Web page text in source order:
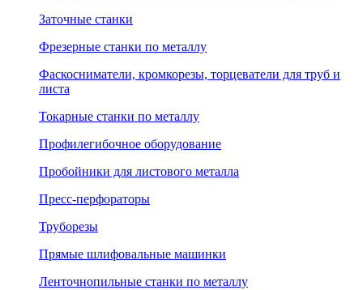
Заточные станки
Фрезерные станки по металлу
Фаскосниматели, кромкорезы, торцеватели для труб и
листа
Токарные станки по металлу
Профилегибочное оборудование
Пробойники для листового металла
Пресс-перфораторы
Труборезы
Прямые шлифовальные машинки
Ленточнопильные станки по металлу